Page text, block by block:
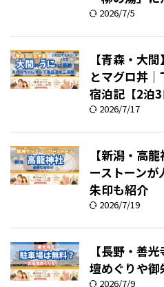
2026/7/5
【青森・大
とマグロ丼
宿泊記【2泊3
2026/7/17
【新潟・高
ーストーン
朱印も紹介
2026/7/19
【長野・善
壇めぐりや
2026/7/9